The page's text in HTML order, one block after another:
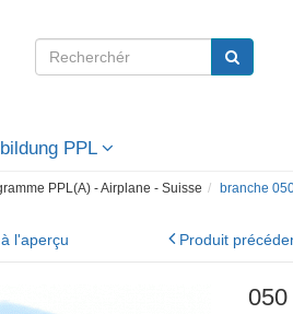
PPL
PPL(A) - Airplane - Suisse branche
l'aperçu Produit